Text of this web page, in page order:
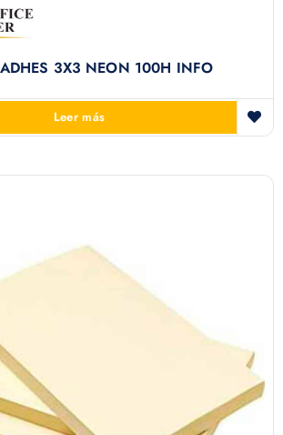
3X3 NEON 100H INFO
Leer más